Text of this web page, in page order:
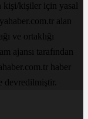
kişi/kişiler için yasal
alan
ve ortaklığı
ajansı tarafından
haber
devredilmiştir.